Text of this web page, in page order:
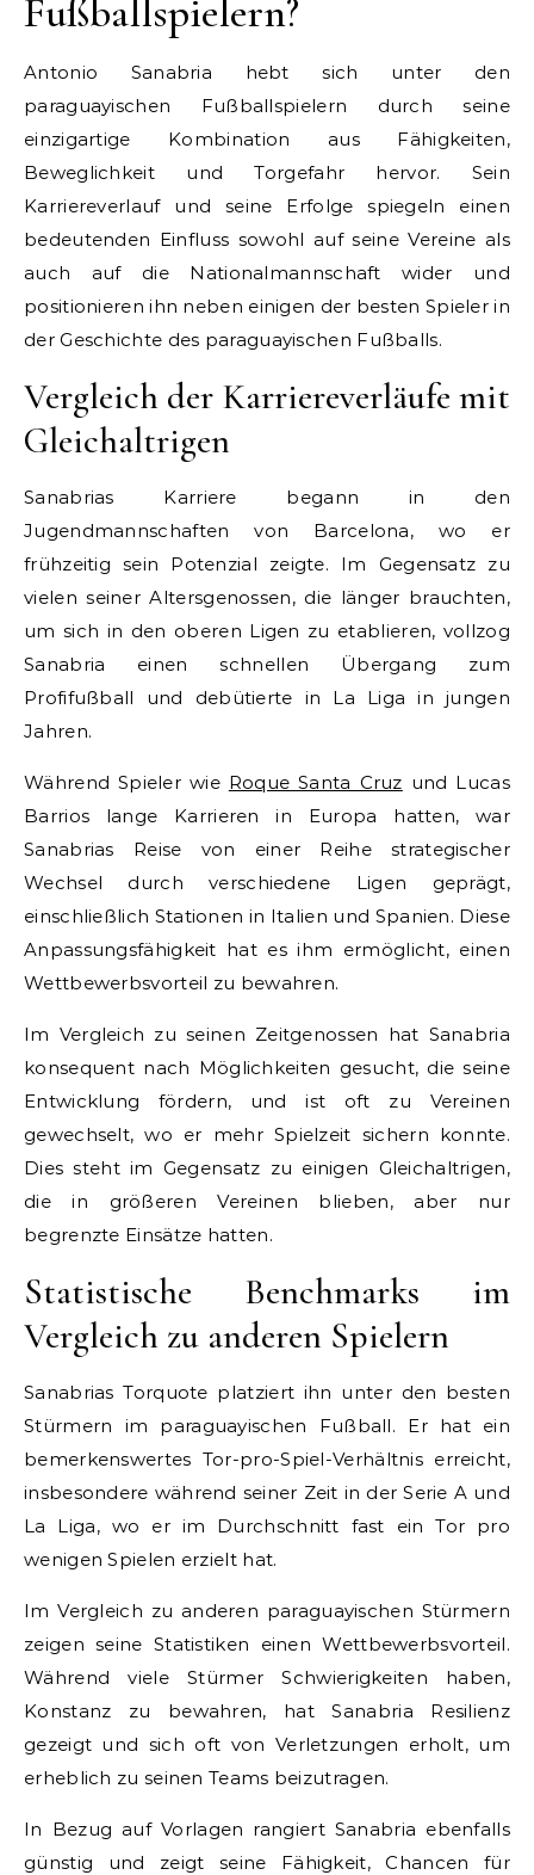
Fußballspielern?
Antonio Sanabria hebt sich unter den
paraguayischen Fußballspielern durch seine
einzigartige Kombination aus Fähigkeiten,
Beweglichkeit und Torgefahr hervor. Sein
Karriereverlauf und seine Erfolge spiegeln einen
bedeutenden Einfluss sowohl auf seine Vereine als
auch auf die Nationalmannschaft wider und
positionieren ihn neben einigen der besten Spieler in
der Geschichte des paraguayischen Fußballs.
Vergleich der Karriereverläufe mit
Gleichaltrigen
Sanabrias Karriere begann in den
Jugendmannschaften von Barcelona, wo er
frühzeitig sein Potenzial zeigte. Im Gegensatz zu
vielen seiner Altersgenossen, die länger brauchten,
um sich in den oberen Ligen zu etablieren, vollzog
Sanabria einen schnellen Übergang zum
Profifußball und debütierte in La Liga in jungen
Jahren.
Während Spieler wie Roque Santa Cruz und Lucas
Barrios lange Karrieren in Europa hatten, war
Sanabrias Reise von einer Reihe strategischer
Wechsel durch verschiedene Ligen geprägt,
einschließlich Stationen in Italien und Spanien. Diese
Anpassungsfähigkeit hat es ihm ermöglicht, einen
Wettbewerbsvorteil zu bewahren.
Im Vergleich zu seinen Zeitgenossen hat Sanabria
konsequent nach Möglichkeiten gesucht, die seine
Entwicklung fördern, und ist oft zu Vereinen
gewechselt, wo er mehr Spielzeit sichern konnte.
Dies steht im Gegensatz zu einigen Gleichaltrigen,
die in größeren Vereinen blieben, aber nur
begrenzte Einsätze hatten.
Statistische Benchmarks im
Vergleich zu anderen Spielern
Sanabrias Torquote platziert ihn unter den besten
Stürmern im paraguayischen Fußball. Er hat ein
bemerkenswertes Tor-pro-Spiel-Verhältnis erreicht,
insbesondere während seiner Zeit in der Serie A und
La Liga, wo er im Durchschnitt fast ein Tor pro
wenigen Spielen erzielt hat.
Im Vergleich zu anderen paraguayischen Stürmern
zeigen seine Statistiken einen Wettbewerbsvorteil.
Während viele Stürmer Schwierigkeiten haben,
Konstanz zu bewahren, hat Sanabria Resilienz
gezeigt und sich oft von Verletzungen erholt, um
erheblich zu seinen Teams beizutragen.
In Bezug auf Vorlagen rangiert Sanabria ebenfalls
günstig und zeigt seine Fähigkeit, Chancen für